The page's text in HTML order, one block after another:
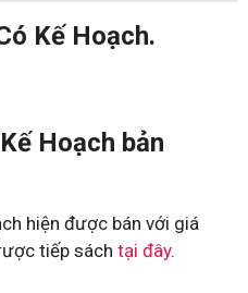
Kế Hoạch.
Hoạch bản
hiện được bán với giá
tiếp sách tại đây.